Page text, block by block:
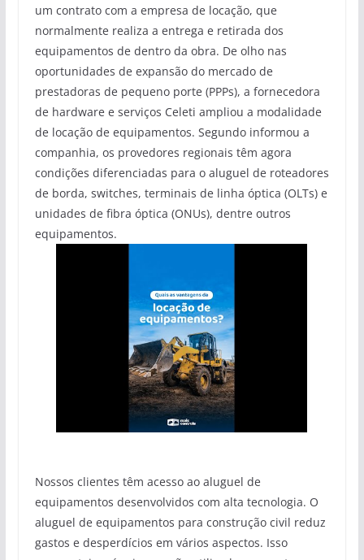
um contrato com a empresa de locação, que
normalmente realiza a entrega e retirada dos
equipamentos de dentro da obra. De olho nas
oportunidades de expansão do mercado de
prestadoras de pequeno porte (PPPs), a fornecedora
de hardware e serviços Celeti ampliou a modalidade
de locação de equipamentos. Segundo informou a
companhia, os provedores regionais têm agora
condições diferenciadas para o aluguel de roteadores
de borda, switches, terminais de linha óptica (OLTs) e
unidades de fibra óptica (ONUs), dentre outros
equipamentos.
Nossos clientes têm acesso ao aluguel de
equipamentos desenvolvidos com alta tecnologia. O
aluguel de equipamentos para construção civil reduz
gastos e desperdícios em vários aspectos. Isso